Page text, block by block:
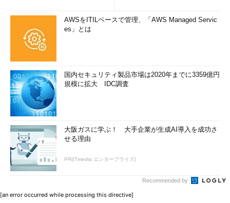
AWSをITILベースで管理、「AWS Managed Servic
es」とは
国内セキュリティ製品市場は2020年までに3359億円
規模に拡大 IDC調査
大阪ガスに学ぶ！ 大手企業が生成AI導入を成功さ
せる理由
PR(ITmedia エンタープライズ)
Recommended by
[an error occurred while processing this directive]